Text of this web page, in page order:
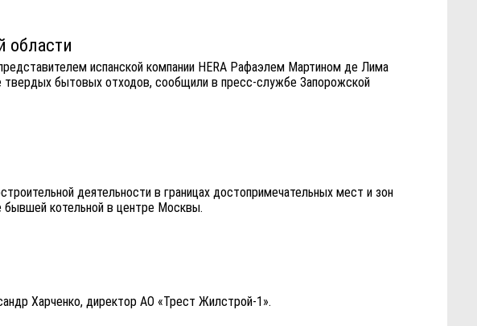
области
испанской компании HERА Рафаэлем Мартином де Лима
бытовых отходов, сообщили в пресс-службе Запорожской
деятельности в границах достопримечательных мест и зон
бывшей котельной в центре Москвы.
Харченко, директор АО «Трест Жилстрой-1».